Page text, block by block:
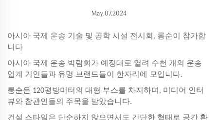
May.07.2024
아시아 국제 운송 기술 및 공학 시설 전시회, 롱순이 참가합
니다
아시아 국제 운송 박람회가 예정대로 열려 수천 개의 운송
업계 거인들과 유명 브랜드들이 한자리에 모입니다.
롱순은 120평방미터의 대형 부스를 차지하며, 미디어 인터
뷰와 참관인들의 주목을 받았습니다.
건설 스타일은 단순하지 않으면서도 간단한 형태로 공간 환